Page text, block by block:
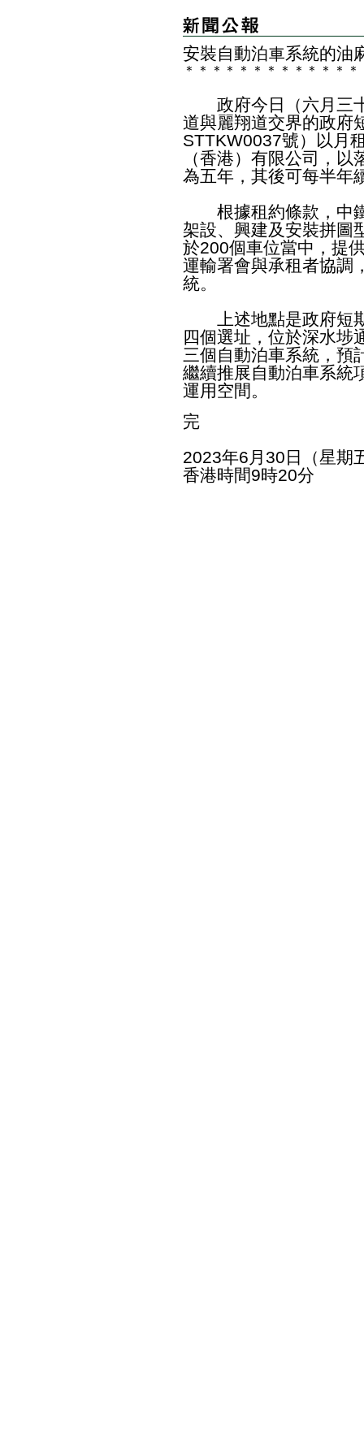
安裝自動泊車系統的油
＊ ＊ ＊ ＊ ＊ ＊ ＊ ＊ ＊ ＊ ＊ ＊ ＊
政府今日（六月三十
道與麗翔道交界的政府
STTKW0037號）以月
（香港）有限公司，
為五年，其後可每半年
根據租約條款，中鐵
架設、興建及安裝拼圖
於200個車位當中，提
運輸署會與承租者協調
統。
上述地點是政府短期
四個選址，位於深水埗
三個自動泊車系統，預
繼續推展自動泊車系統
運用空間。
完
2023年6月30日（星期
香港時間9時20分